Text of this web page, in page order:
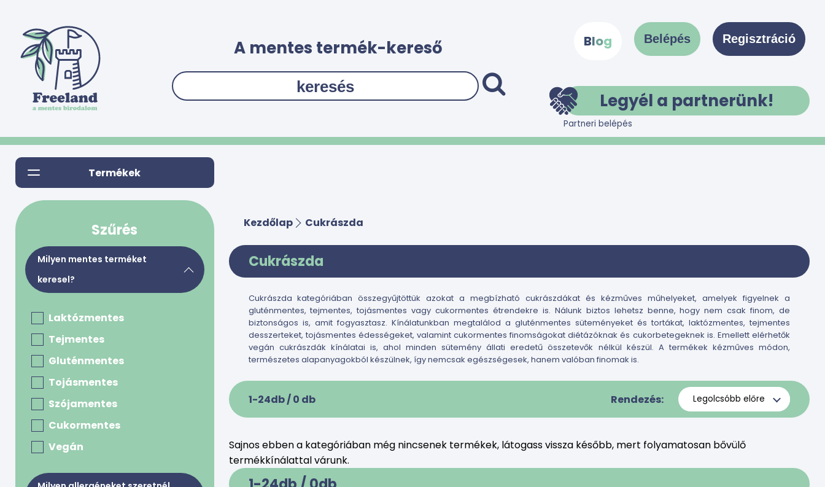
A mentes termék-kereső Blog Belépés Regisztráció
Legyél a partnerünk!
Partneri belépés
Termékek
Szűrés
Milyen mentes terméket
keresel?
Laktózmentes
Tejmentes
Gluténmentes
Tojásmentes
Szójamentes
Cukormentes
Vegán
Kezdőlap Cukrászda
Cukrászda
Cukrászda kategóriában összegyűjtöttük azokat a megbízható cukrászdákat és kézműves műhelyeket, amelyek figyelnek a
gluténmentes, tejmentes, tojásmentes vagy cukormentes étrendekre is. Nálunk biztos lehetsz benne, hogy nem csak finom, de
biztonságos is, amit fogyasztasz. Kínálatunkban megtalálod a gluténmentes süteményeket és tortákat, laktózmentes, tejmentes
desszerteket, tojásmentes édességeket, valamint cukormentes finomságokat diétázóknak és cukorbetegeknek is. Emellett elérhetők
vegán cukrászdák kínálatai is, ahol minden sütemény állati eredetű összetevők nélkül készül. A termékek kézműves módon,
természetes alapanyagokból készülnek, így nemcsak egészségesek, hanem valóban finomak is.
1-24db /0 db Rendezés:
Sajnos ebben a kategóriában még nincsenek termékek, látogass vissza később, mert folyamatosan bővülő
termékkínálattal várunk.